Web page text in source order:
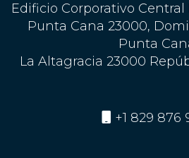
Edificio Corporativo
Punta Cana 23000,
Punta
La Altagracia 23000
+1 829 876